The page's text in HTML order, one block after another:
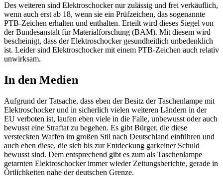
Des weiteren sind Elektroschocker nur zulässig und frei verkäuflich,
wenn auch erst ab 18, wenn sie ein Prüfzeichen, das sogenannte
PTB-Zeichen erhalten und enthalten. Erteilt wird dieses Siegel von
der Bundesanstalt für Materialforschung (BAM). Mit diesem wird
bescheinigt, dass der Elektroschocker gesundheitlich unbedenklich
ist. Leider sind Elektroschocker mit einem PTB-Zeichen auch relativ
unwirksam.
In den Medien
Aufgrund der Tatsache, dass eben der Besitz der Taschenlampe mit
Elektroschocker und in sicherlich vielen weiteren Ländern in der
EU verboten ist, laufen eben viele in die Falle, unbewusst oder auch
bewusst eine Straftat zu begehen. Es gibt Bürger, die diese
versteckten Waffen im großen Stil nach Deutschland einführen und
auch eben diese, die sich bis zur Entdeckung garkeiner Schuld
bewusst sind. Dem entsprechend gibt es zum als Taschenlampe
getarnten Elektroschocker immer wieder Zeitungsberichte, gerade in
Örtlichkeiten nahe der deutschen Grenze.